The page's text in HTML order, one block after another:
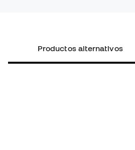
Productos alternativos